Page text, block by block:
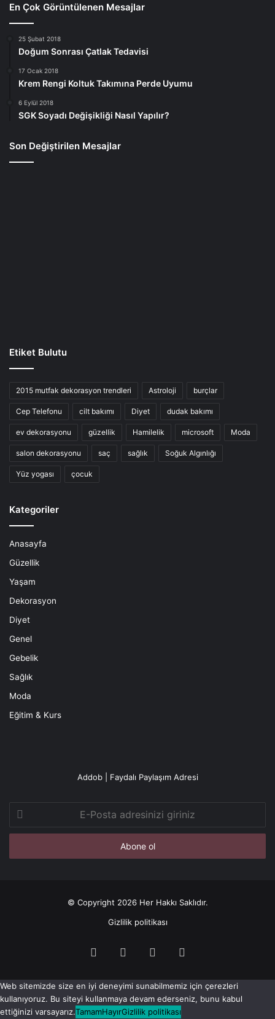
En Çok Görüntülenen Mesajlar
25 Şubat 2018
Doğum Sonrası Çatlak Tedavisi
17 Ocak 2018
Krem Rengi Koltuk Takımına Perde Uyumu
6 Eylül 2018
SGK Soyadı Değişikliği Nasıl Yapılır?
Son Değiştirilen Mesajlar
Etiket Bulutu
2015 mutfak dekorasyon trendleri Astroloji burçlar
Cep Telefonu cilt bakımı Diyet dudak bakımı
ev dekorasyonu güzellik Hamilelik microsoft Moda
salon dekorasyonu saç sağlık Soğuk Algınlığı
Yüz yogası çocuk
Kategoriler
Anasayfa
Güzellik
Yaşam
Dekorasyon
Diyet
Genel
Gebelik
Sağlık
Moda
Eğitim & Kurs
Addob | Faydalı Paylaşım Adresi
Posta
adresinizi
© Copyright 2026 Her Hakkı Saklıdır.
Gizlilik politikası
Facebook YouTube
Web sitemizde size en iyi deneyimi sunabilmemiz için çerezleri
kullanıyoruz. Bu siteyi kullanmaya devam ederseniz, bunu kabul
ettiğinizi varsayarız.TamamHayırGizlilik politikası